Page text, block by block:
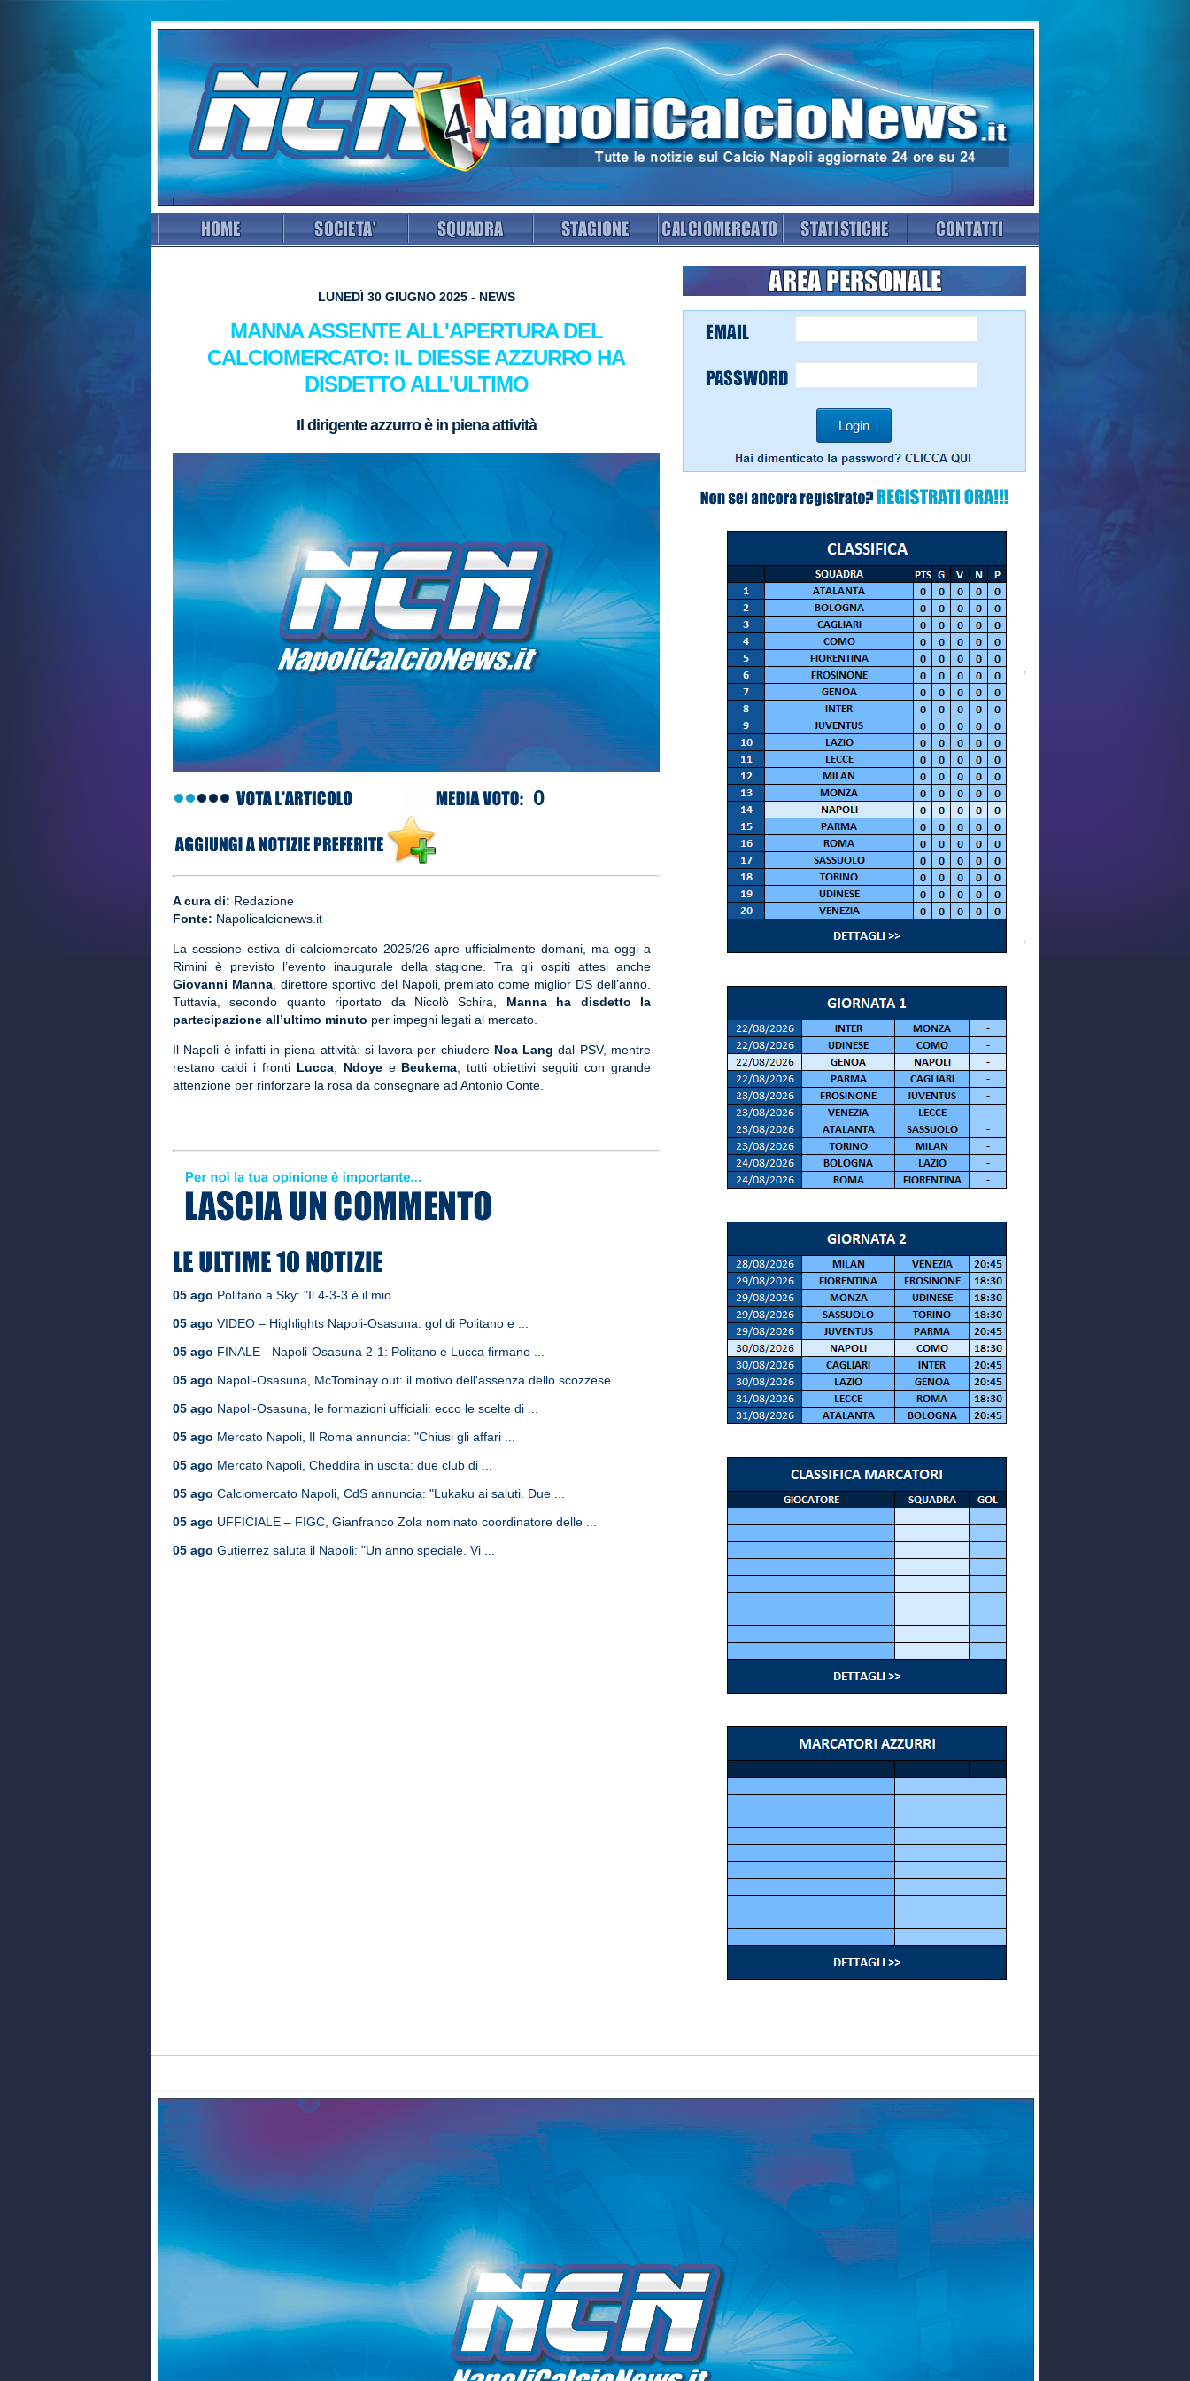
LUNEDÌ 30 GIUGNO 2025 - NEWS
MANNA ASSENTE ALL'APERTURA DEL
CALCIOMERCATO: IL DIESSE AZZURRO HA
DISDETTO ALL'ULTIMO
Il dirigente azzurro è in piena attività
0
A cura di: Redazione
Fonte: Napolicalcionews.it
La sessione estiva di calciomercato 2025/26 apre ufficialmente domani, ma oggi a
Rimini è previsto l’evento inaugurale della stagione. Tra gli ospiti attesi anche
Giovanni Manna, direttore sportivo del Napoli, premiato come miglior DS dell’anno.
Tuttavia, secondo quanto riportato da Nicolò Schira, Manna ha disdetto la
partecipazione all’ultimo minuto per impegni legati al mercato.
Il Napoli è infatti in piena attività: si lavora per chiudere Noa Lang dal PSV, mentre
restano caldi i fronti Lucca, Ndoyee Beukema , tutti obiettivi seguiti con grande
attenzione per rinforzare la rosa da consegnare ad Antonio Conte.
05 ago Politano a Sky: "Il 4-3-3 è il mio ...
05 ago VIDEO – Highlights Napoli-Osasuna: gol di Politano e ...
05 ago FINALE - Napoli-Osasuna 2-1: Politano e Lucca firmano ...
05 ago Napoli-Osasuna, McTominay out: il motivo dell'assenza dello scozzese
05 ago Napoli-Osasuna, le formazioni ufficiali: ecco le scelte di ...
05 ago Mercato Napoli, Il Roma annuncia: "Chiusi gli affari ...
05 ago Mercato Napoli, Cheddira in uscita: due club di ...
05 ago Calciomercato Napoli, CdS annuncia: "Lukaku ai saluti. Due ...
05 ago UFFICIALE – FIGC, Gianfranco Zola nominato coordinatore delle ...
05 ago Gutierrez saluta il Napoli: "Un anno speciale. Vi ...